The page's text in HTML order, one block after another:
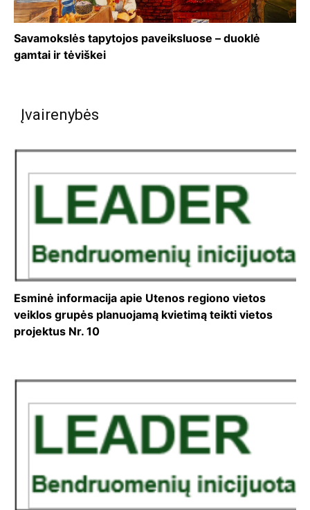
Savamokslės tapytojos paveiksluose – duoklė
gamtai ir tėviškei
Įvairenybės
Esminė informacija apie Utenos regiono vietos
veiklos grupės planuojamą kvietimą teikti vietos
projektus Nr. 10